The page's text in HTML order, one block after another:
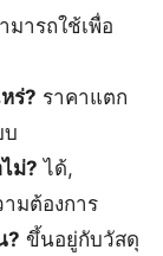
มารถใช้เพื่อ
ร่? ราคาแตก
บ
ม่? ได้,
มต้องการ
? ขึ้นอยู่กับวัสดุ